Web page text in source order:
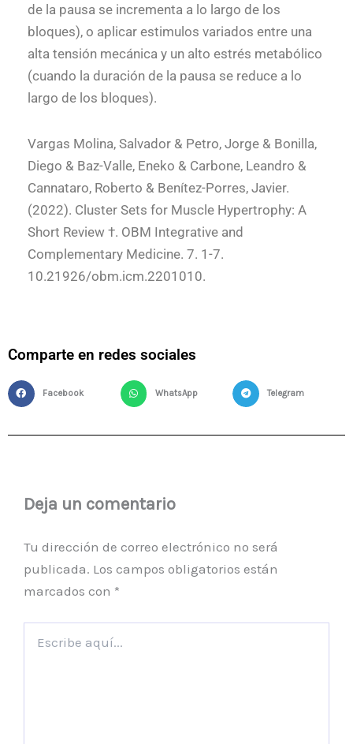
de la pausa se incrementa a lo largo de los
bloques), o aplicar estimulos variados entre una
alta tensión mecánica y un alto estrés metabólico
(cuando la duración de la pausa se reduce a lo
largo de los bloques).
Vargas Molina, Salvador & Petro, Jorge & Bonilla,
Diego & Baz-Valle, Eneko & Carbone, Leandro &
Cannataro, Roberto & Benítez-Porres, Javier.
(2022). Cluster Sets for Muscle Hypertrophy: A
Short Review †. OBM Integrative and
Complementary Medicine. 7. 1-7.
10.21926/obm.icm.2201010.
Comparte en redes sociales
Facebook WhatsApp Telegram
Deja un comentario
Tu dirección de correo electrónico no será
publicada. Los campos obligatorios están
marcados con *
aquí...